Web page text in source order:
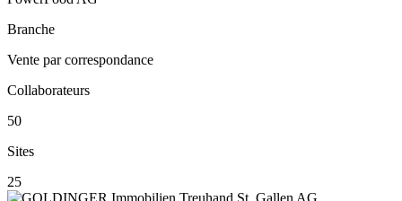
Branche
Vente par correspondance
Collaborateurs
50
Sites
25